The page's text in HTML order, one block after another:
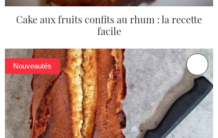
Cake aux fruits confits au rhum : la recette
facile
Nouveautés